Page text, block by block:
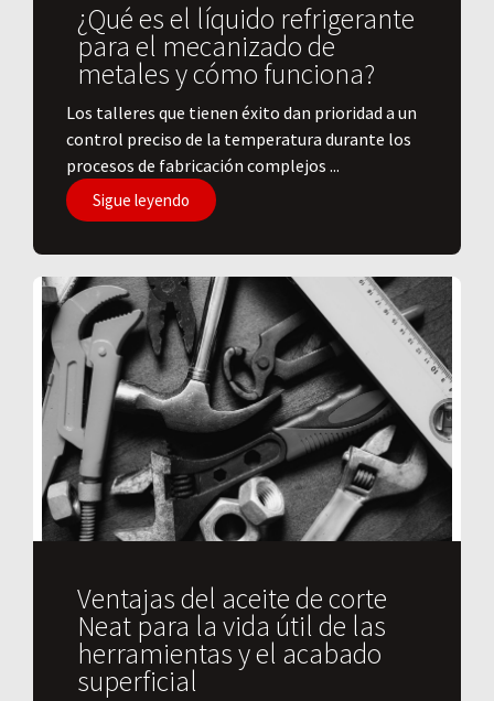
¿Qué es el líquido refrigerante
para el mecanizado de
metales y cómo funciona?
​Los talleres que tienen éxito dan prioridad a un
control preciso de la temperatura durante los
procesos de fabricación complejos ...
Sigue leyendo
Ventajas del aceite de corte
Neat para la vida útil de las
herramientas y el acabado
superficial